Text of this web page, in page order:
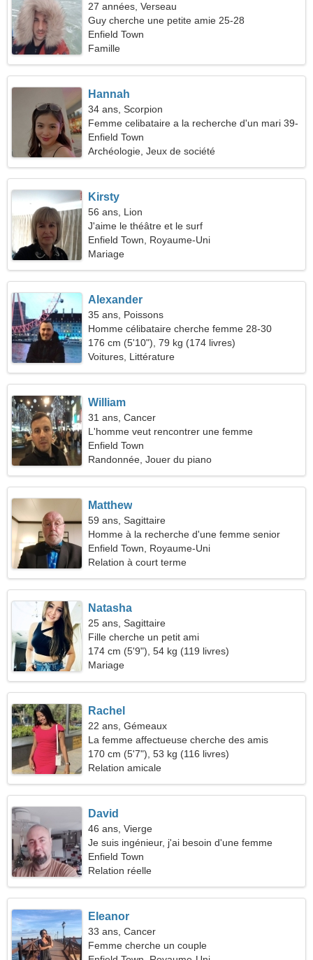
27 années, Verseau
Guy cherche une petite amie 25-28
Enfield Town
Famille
Hannah
34 ans, Scorpion
Femme celibataire a la recherche d'un mari 39-
42
Enfield Town
Archéologie, Jeux de société
Kirsty
56 ans, Lion
J'aime le théâtre et le surf
Enfield Town, Royaume-Uni
Mariage
Alexander
35 ans, Poissons
Homme célibataire cherche femme 28-30
176 cm (5'10"), 79 kg (174 livres)
Voitures, Littérature
William
31 ans, Cancer
L'homme veut rencontrer une femme
Enfield Town
Randonnée, Jouer du piano
Matthew
59 ans, Sagittaire
Homme à la recherche d'une femme senior
Enfield Town, Royaume-Uni
Relation à court terme
Natasha
25 ans, Sagittaire
Fille cherche un petit ami
174 cm (5'9"), 54 kg (119 livres)
Mariage
Rachel
22 ans, Gémeaux
La femme affectueuse cherche des amis
170 cm (5'7"), 53 kg (116 livres)
Relation amicale
David
46 ans, Vierge
Je suis ingénieur, j'ai besoin d'une femme
sincère
Enfield Town
Relation réelle
Eleanor
33 ans, Cancer
Femme cherche un couple